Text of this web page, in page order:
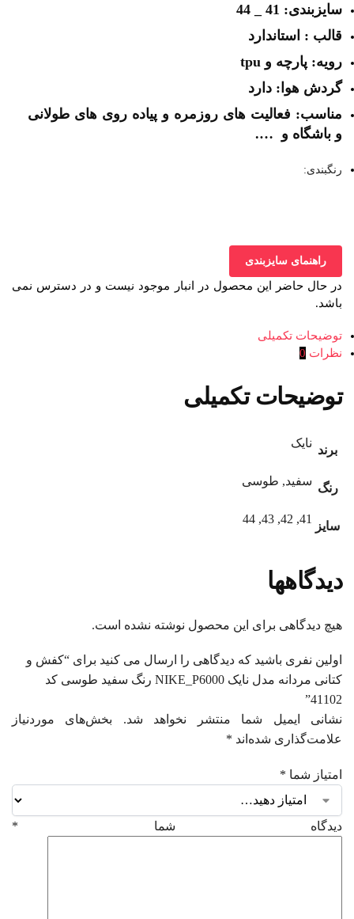
سایزبندی: 41 _ 44
قالب : استاندارد
رویه: پارچه و tpu
گردش هوا: دارد
مناسب: فعالیت های روزمره و پیاده روی های طولانی
و باشگاه و ….
رنگبندی:
راهنمای سایزبندی
در حال حاضر این محصول در انبار موجود نیست و در دسترس نمی
باشد.
توضیحات تکمیلی
نظرات 0
توضیحات تکمیلی
برند
نایک
رنگ
سفید, طوسی
سایز
41, 42, 43, 44
دیدگاهها
هیچ دیدگاهی برای این محصول نوشته نشده است.
اولین نفری باشید که دیدگاهی را ارسال می کنید برای “کفش و
کتانی مردانه مدل نایک NIKE_P6000 رنگ سفید طوسی کد
41102”
نشانی ایمیل شما منتشر نخواهد شد.
بخش‌های موردنیاز
علامت‌گذاری شده‌اند *
امتیاز شما *
دیدگاه شما *